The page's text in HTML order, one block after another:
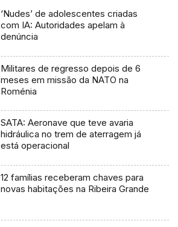
‘Nudes’ de adolescentes criadas
com IA: Autoridades apelam à
denúncia
Militares de regresso depois de 6
meses em missão da NATO na
Roménia
SATA: Aeronave que teve avaria
hidráulica no trem de aterragem já
está operacional
12 famílias receberam chaves para
novas habitações na Ribeira Grande